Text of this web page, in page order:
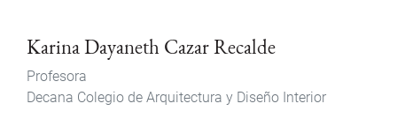
Karina Dayaneth Cazar Recalde
Profesora
Decana Colegio de Arquitectura y Diseño Interior